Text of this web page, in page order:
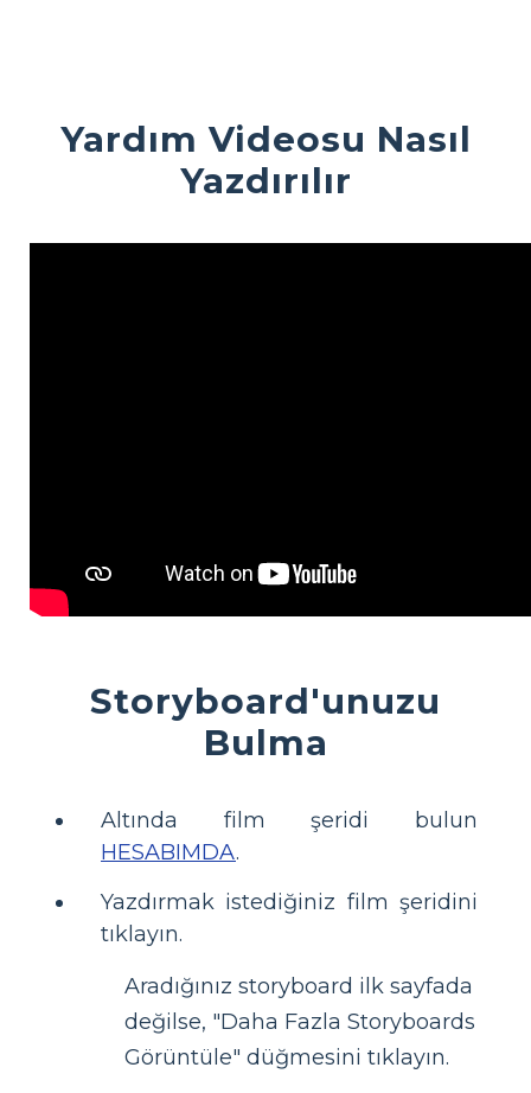
Yardım Videosu Nasıl
Yazdırılır
Storyboard'unuzu
Bulma
Altında film şeridi bulun
HESABIMDA.
Yazdırmak istediğiniz film şeridini
tıklayın.
Aradığınız storyboard ilk sayfada
değilse, "Daha Fazla Storyboards
Görüntüle" düğmesini tıklayın.